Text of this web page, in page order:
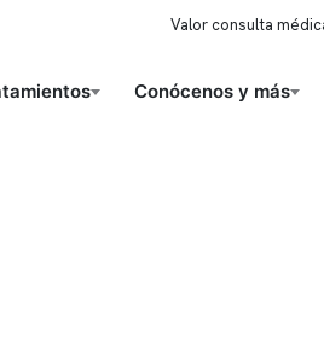
Valor consulta
Conócenos y más